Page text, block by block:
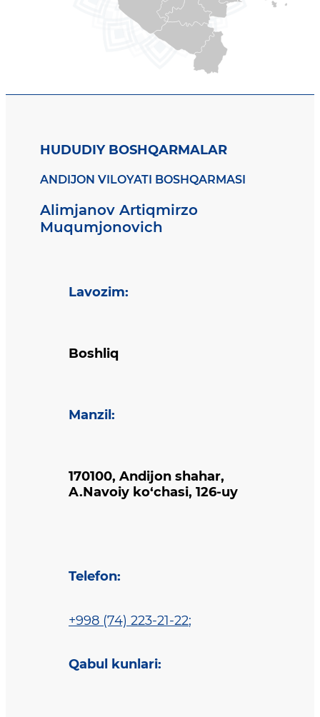
HUDUDIY BOSHQARMALAR
ANDIJON VILOYATI BOSHQARMASI
Alimjanov Artiqmirzo
Muqumjonovich
Lavozim:
Boshliq
Manzil :
170100, Andijon shahar,
A.Navoiy ko‘chasi, 126-uy
Telefon:
+998 (74) 223-21-22;
Qabul kunlari: